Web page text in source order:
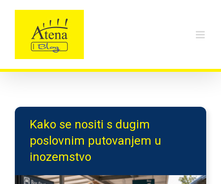
Kako se nositi s dugim
poslovnim putovanjem u
inozemstvo